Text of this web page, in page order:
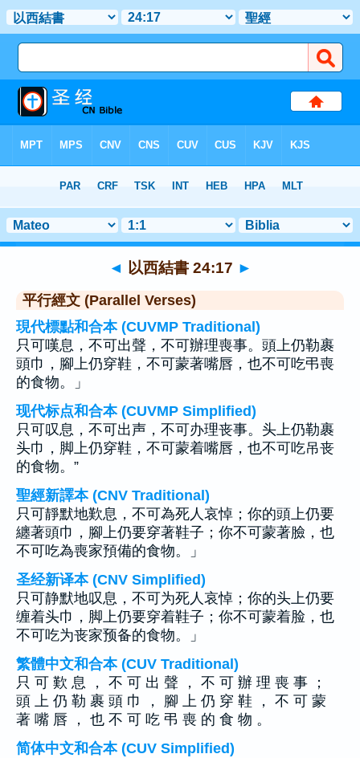
章 24> 聖經金句 17
◄ 以西結書 24:17 ►
平行經文 (Parallel Verses)
現代標點和合本 (CUVMP Traditional)
只可嘆息，不可出聲，不可辦理喪事。頭上仍勒裹
頭巾，腳上仍穿鞋，不可蒙著嘴唇，也不可吃弔喪
的食物。」
现代标点和合本 (CUVMP Simplified)
只可叹息，不可出声，不可办理丧事。头上仍勒裹
头巾，脚上仍穿鞋，不可蒙着嘴唇，也不可吃吊丧
的食物。”
聖經新譯本 (CNV Traditional)
只可靜默地歎息，不可為死人哀悼；你的頭上仍要
纏著頭巾，腳上仍要穿著鞋子；你不可蒙著臉，也
不可吃為喪家預備的食物。」
圣经新译本 (CNV Simplified)
只可静默地叹息，不可为死人哀悼；你的头上仍要
缠着头巾，脚上仍要穿着鞋子；你不可蒙着脸，也
不可吃为丧家预备的食物。」
繁體中文和合本 (CUV Traditional)
只 可 歎 息 ， 不 可 出 聲 ， 不 可 辦 理 喪 事 ；
頭 上 仍 勒 裹 頭 巾 ， 腳 上 仍 穿 鞋 ， 不 可 蒙
著 嘴 唇 ， 也 不 可 吃 弔 喪 的 食 物 。
简体中文和合本 (CUV Simplified)